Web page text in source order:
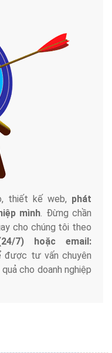
thiết kế web, phát
mình. Đừng chần
cho chúng tôi theo
7) hoặc email:
được tư vấn chuyên
cho doanh nghiệp